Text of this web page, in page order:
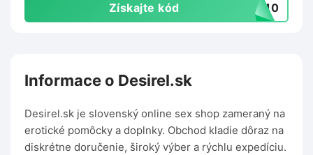
Získajte kód IK10
Informace o Desirel.sk
Desirel.sk je slovenský online sex shop zameraný na
erotické pomôcky a doplnky. Obchod kladie dôraz na
diskrétne doručenie, široký výber a rýchlu expedíciu.